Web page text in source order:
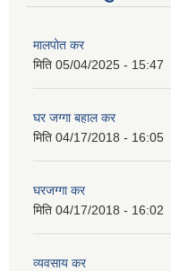
मालपोत कर
मिति 05/04/2025 - 15:47
घर जग्गा बहाल कर
मिति 04/17/2018 - 16:05
घरजग्गा कर
मिति 04/17/2018 - 16:02
व्यवसाय कर